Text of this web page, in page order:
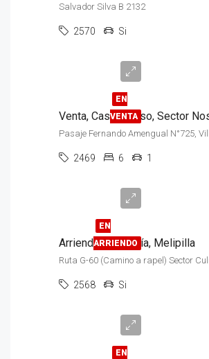
Salvador Silva B 2132
2570 Si
EN
VENTA
2469 6 1
EN
ARRIENDO
Arriendo, Cafetería, Melipilla
2568 Si
EN